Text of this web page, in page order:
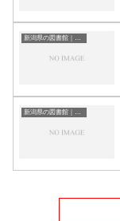
新潟県の図書館｜勉強できる場所